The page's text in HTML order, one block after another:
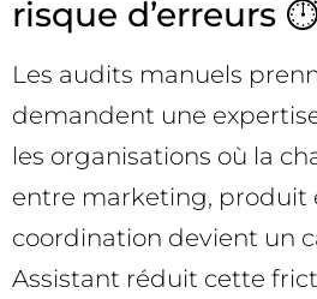
risque d’erreurs ⏱️
Les audits manuels
demandent une
les organisations où la
entre marketing, produit
coordination devient un
Assistant réduit cette